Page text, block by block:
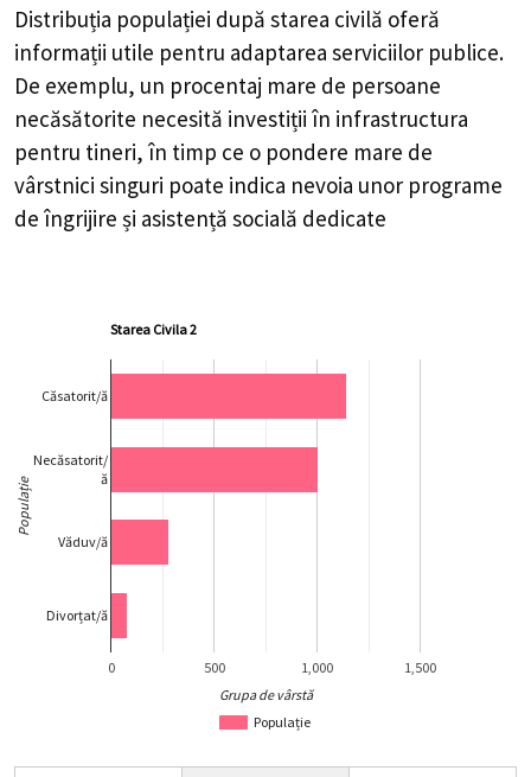
Distribuția populației după starea civilă oferă
informații utile pentru adaptarea serviciilor publice.
De exemplu, un procentaj mare de persoane
necăsătorite necesită investiții în infrastructura
pentru tineri, în timp ce o pondere mare de
vârstnici singuri poate indica nevoia unor programe
de îngrijire și asistență socială dedicate
Starea Civila 2
Populație
0 500 1,000 1,500
Căsatorit/ă
Necăsatorit/
ă
Văduv/ă
Divorțat/ă
Grupa de vârstă
Populație